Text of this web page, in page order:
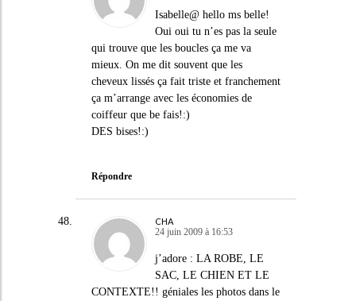
Isabelle@ hello ms belle!
Oui oui tu n’es pas la seule
qui trouve que les boucles ça me va
mieux. On me dit souvent que les
cheveux lissés ça fait triste et franchement
ça m’arrange avec les économies de
coiffeur que be fais!:)
DES bises!:)
Répondre
CHA
24 juin 2009 à 16:53
j’adore : LA ROBE, LE
SAC, LE CHIEN ET LE
CONTEXTE!! géniales les photos dans le